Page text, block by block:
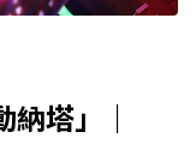
塔」｜